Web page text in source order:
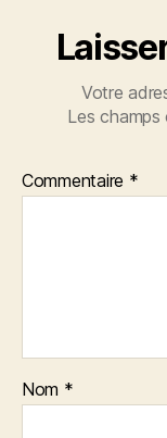
Votre
Les champs
Commentaire *
Nom *